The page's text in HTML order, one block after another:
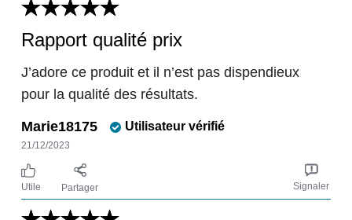
Rapport qualité prix
J’adore ce produit et il n’est pas dispendieux
pour la qualité des résultats.
Marie18175 Utilisateur vérifié
21/12/2023
Utile Partager Signaler